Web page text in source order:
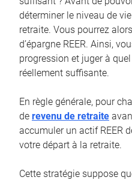
déterminer le niveau de
retraite. Vous pourrez
d’épargne REER. Ainsi,
progression et juger à
réellement suffisante.
En règle générale, pour
de revenu de retraite
accumuler un actif REER
votre départ à la retraite.
Cette stratégie suppose